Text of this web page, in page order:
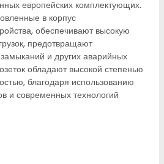
европейских комплектующих.
в корпус
обеспечивают высокую
предотвращают
и других аварийных
обладают высокой степенью
благодаря использованию
и современных технологий